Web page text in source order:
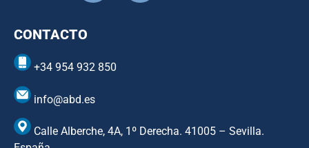
CONTACTO
+34 954 932 850
info@abd.es
Calle Alberche, 4A, 1º Derecha. 41005 – Sevilla.